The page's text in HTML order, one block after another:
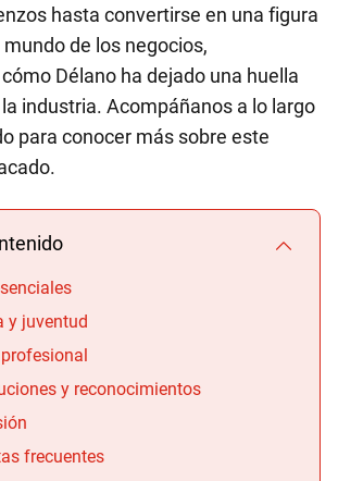
hasta convertirse en una figura
de los negocios,
Délano ha dejado una huella
industria. Acompáñanos a lo largo
para conocer más sobre este
y juventud
y reconocimientos
frecuentes